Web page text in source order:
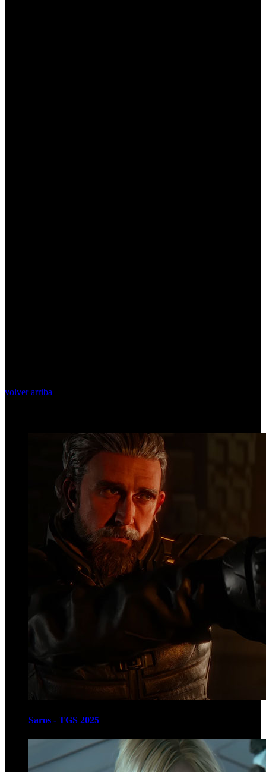
volver arriba
Saros - TGS 2025